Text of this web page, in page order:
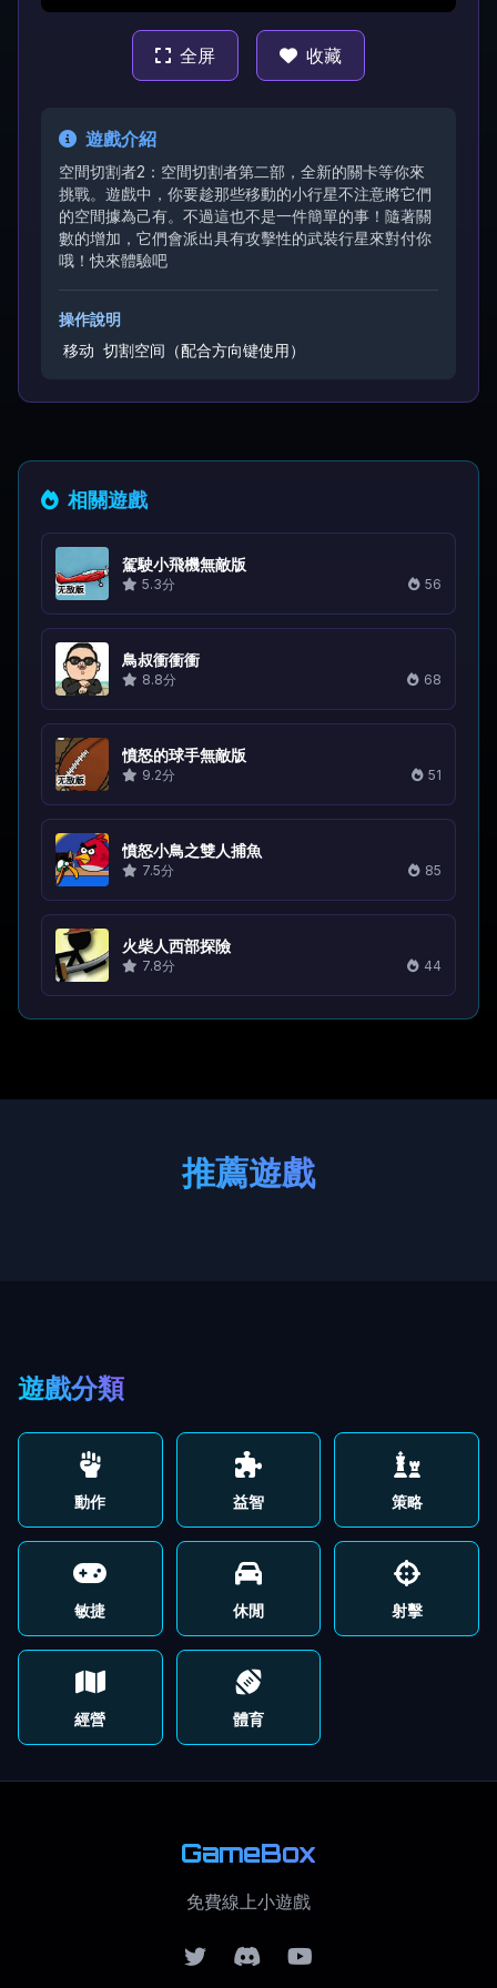
全屏 收藏
遊戲介紹
空間切割者2：空間切割者第二部，全新的關卡等你來
挑戰。遊戲中，你要趁那些移動的小行星不注意將它們
的空間據為己有。不過這也不是一件簡單的事！隨著關
數的增加，它們會派出具有攻擊性的武裝行星來對付你
哦！快來體驗吧
操作說明
移动 切割空间（配合方向键使用）
相關遊戲
駕駛小飛機無敵版
5.3分 56
鳥叔衝衝衝
8.8分 68
憤怒的球手無敵版
9.2分 51
憤怒小鳥之雙人捕魚
7.5分 85
火柴人西部探險
7.8分 44
推薦遊戲
遊戲分類
動作 益智 策略
敏捷 休閒 射擊
經營 體育
GameBox
免費線上小遊戲